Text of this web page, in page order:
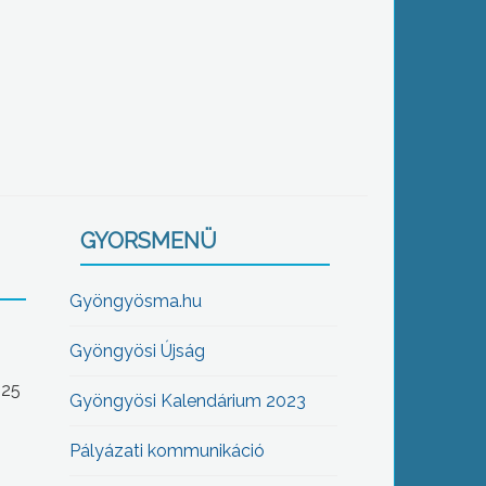
GYORSMENÜ
Gyöngyösma.hu
Gyöngyösi Újság
Gyöngyösi Kalendárium 2023
Pályázati kommunikáció